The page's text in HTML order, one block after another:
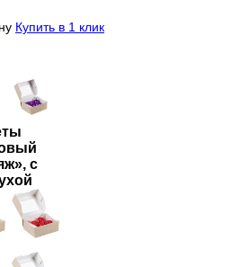
Купить в 1 клик
с